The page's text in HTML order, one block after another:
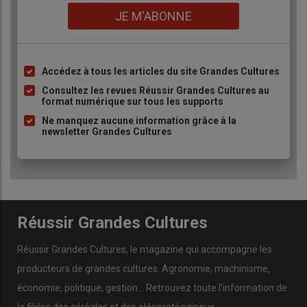
Le nombre de graines semées par hectare dépend du groupe
de précocité de la variété de maïs, des ressources hydriques de
la parcelle et de l’objectif de production. Les variétés précoces,
un nombre de feuilles plus limité, peuvent supporter des
densités plus élevées afin de compenser leur architecture par
un nombre de plantes plus important. À l’inverse, les variétés
tardives expriment généralement mieux leur potentiel à des
qui résistent au manque d’eau sur mon
exploitation en Charente sans irrigation »
Raisonner la densité de semis de maïs en
fonction du potentiel agronomique
JE M'ABONNE
Liste
à
puce
Accédez à tous les articles du site Grandes Cultures
Consultez les revues Réussir Grandes Cultures au
format numérique sur tous les supports
Ne manquez aucune information grâce à la
newsletter Grandes Cultures
Réussir Grandes Cultures
Réussir Grandes Cultures, le magazine qui accompagne les
producteurs de grandes cultures Agronomie, machinisme,
économie, politique, gestion … Retrouvez toute l’information de